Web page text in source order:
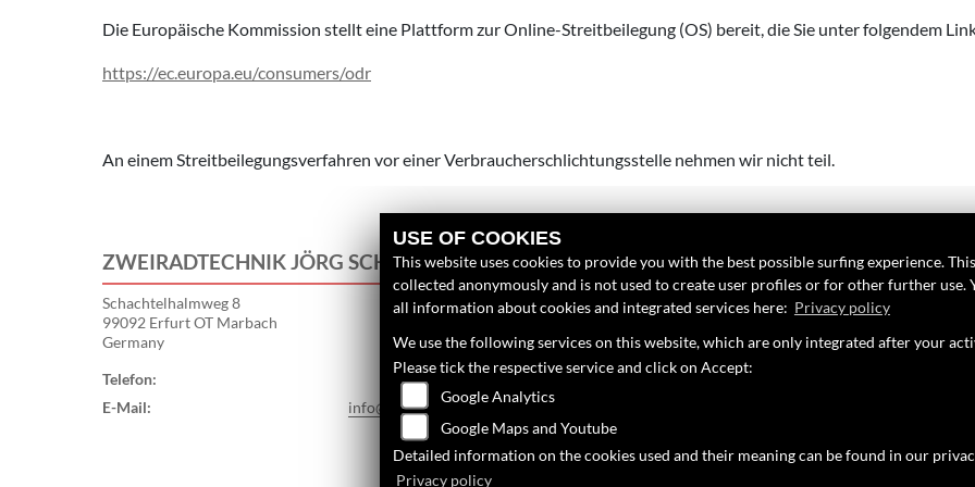
Die Europäische Kommission stellt eine Plattform zur Online-Streitbeilegung (OS) bereit, die Sie unter folgendem
https://ec.europa.eu/consumers/odr
An einem Streitbeilegungsverfahren vor einer Verbraucherschlichtungsstelle nehmen wir nicht teil.
ZWEIRADTECHNIK JÖRG SCHLIETER
Schachtelhalmweg 8
99092 Erfurt OT Marbach
Germany
Telefon:
+493617458602
E-Mail:
info@teamschlieter.de
LINKS
Unternehmen
Gebrauchtfahrzeuge
Service
FINDEN SIE
Instagram
Google
USE OF COOKIES
This website uses cookies to provide you with the best possible surfing experience.
collected anonymously and is not used to create user profiles or for other further use.
all information about cookies and integrated services here: Privacy policy
We use the following services on this website, which are only integrated after your
Please tick the respective service and click on Accept:
Google Analytics
Google Maps and Youtube
Detailed information on the cookies used and their meaning can be found in our
Privacy policy